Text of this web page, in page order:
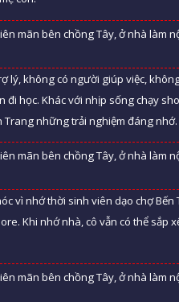
lý, không có người giúp việc,
đi học. Khác với nhịp sống chạy
những trải nghiệm đáng nhớ.
vì nhớ thời sinh viên dạo chợ Bến
Khi nhớ nhà, cô vẫn có thể sắp